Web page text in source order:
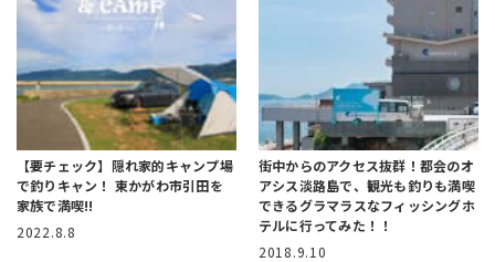
【要チェック】隠れ家的キャンプ場
で釣りキャン！ 東かがわ市引田を
家族で満喫!!
2022.8.8
街中からのアクセス抜群！ 都会のオ
アシス淡路島で、観光も釣りも満喫
できるグラマラスなフィッシングホ
テルに行ってみた！！
2018.9.10